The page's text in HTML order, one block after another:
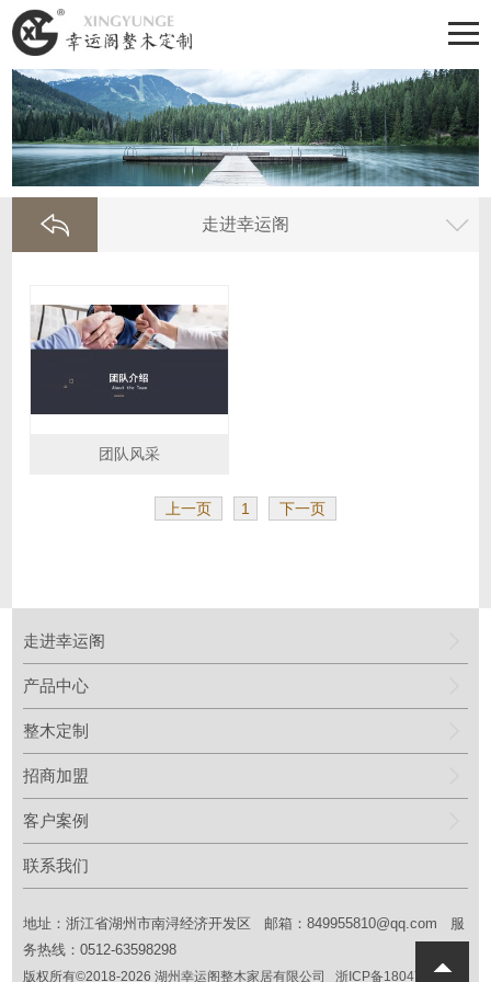
走进幸运阁
团队风采
上一页 1 下一页
走进幸运阁
产品中心
整木定制
招商加盟
客户案例
联系我们
地址：浙江省湖州市南浔经济开发区 邮箱：849955810@qq.com 服
务热线：0512-63598298
版权所有©2018-2026湖州幸运阁整木家居有限公司 浙ICP备18047016